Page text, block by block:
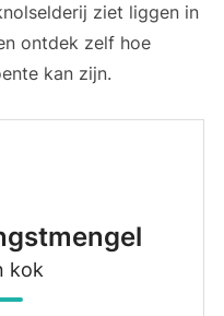
ziet liggen in
ontdek zelf hoe
kan zijn.
kok